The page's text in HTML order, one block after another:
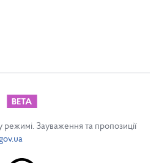
режимі. Зауваження та пропозиції